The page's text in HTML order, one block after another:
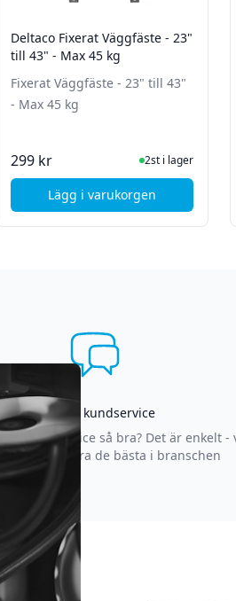
1090- 1690 mm
TV - 32" till 70"
Deltaco Fixerat Väggfäste - 23"
till 43" - Max 45 kg
Fixerat Väggfäste - 23" till 43"
- Max 45 kg
299 kr I Lager2st i lager
Lägg i varukorgen
, Deltaco Fixerat
Asgrym kundservice
kundservice så bra? Det är enkelt -
efter att vara de bästa i branschen